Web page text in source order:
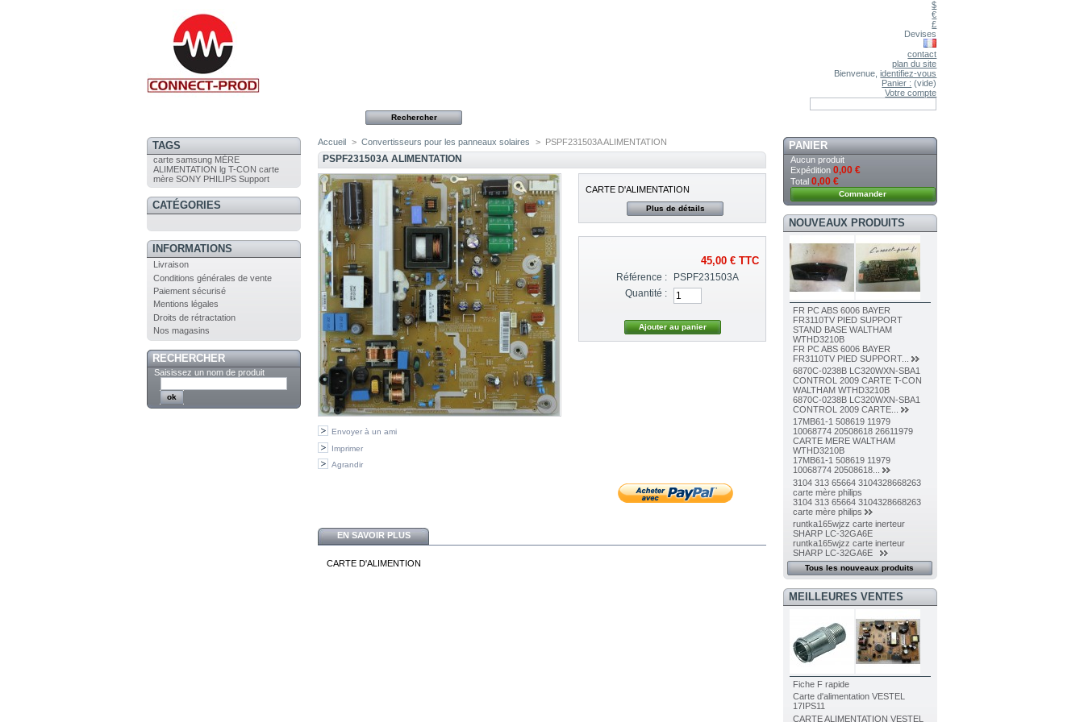
$
€
£
Devises
contact
plan du site
Bienvenue,identifiez-vous
Panier : (vide)
Votre compte
TAGS
carte samsung MÈRE
ALIMENTATION lg T-CON carte
mère SONY PHILIPS Support
CATÉGORIES
INFORMATIONS
Livraison
Conditions générales de vente
Paiement sécurisé
Mentions légales
Droits de rétractation
Nos magasins
RECHERCHER
Saisissez un nom de produit
Accueil > Convertisseurs pour les panneaux solaires > PSPF231503A ALIMENTATION
PSPF231503A ALIMENTATION
Envoyer à un ami
Imprimer
Agrandir
CARTE D'ALIMENTATION
Plus de détails
45,00 €TTC
Référence :
PSPF231503A
Quantité :
EN SAVOIR PLUS
CARTE D'ALIMENTION
PANIER
Aucun produit
Expédition 0,00 €
Total 0,00 €
Commander
NOUVEAUX PRODUITS
FR PC ABS 6006 BAYER
FR3110TV PIED SUPPORT
STAND BASE WALTHAM
WTHD3210B
FR PC ABS 6006 BAYER
FR3110TV PIED SUPPORT...
6870C-0238B LC320WXN-SBA1
CONTROL 2009 CARTE T-CON
WALTHAM WTHD3210B
6870C-0238B LC320WXN-SBA1
CONTROL 2009 CARTE...
17MB61-1 508619 11979
10068774 20508618 26611979
CARTE MERE WALTHAM
WTHD3210B
17MB61-1 508619 11979
10068774 20508618...
3104 313 65664 3104328668263
carte mère philips
3104 313 65664 3104328668263
carte mère philips
runtka165wjzz carte inerteur
SHARP LC-32GA6E
runtka165wjzz carte inerteur
SHARP LC-32GA6E
Tous les nouveaux produits
MEILLEURES VENTES
Fiche F rapide
Carte d'alimentation VESTEL
17IPS11
CARTE ALIMENTATION VESTEL